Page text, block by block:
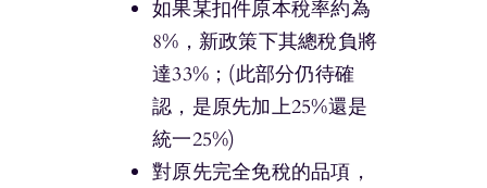
如果某扣件原本稅率約為
8%，新政策下其總稅負將
達33%；(此部分仍待確
認，是原先加上25%還是
統一25%)
對原先完全免稅的品項，